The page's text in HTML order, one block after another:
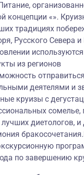
концепции «».
традициях
Русского Севера и
из регионов
деятелями и
круизы с
диетологов,
по завершению